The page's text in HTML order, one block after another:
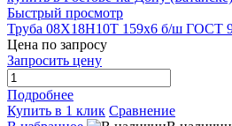
Быстрый просмотр
Труба 08Х18Н10Т 159х6 б/ш
Цена по запросу
Запросить цену
Подробнее
Купить в 1 клик Сравнение